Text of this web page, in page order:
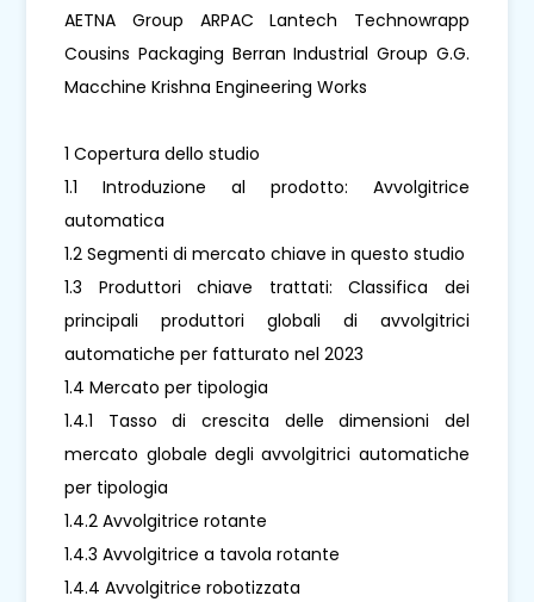
AETNA Group ARPAC Lantech Technowrapp
Cousins ​​Packaging Berran Industrial Group G.G.
Macchine Krishna Engineering Works
1 Copertura dello studio
1.1 Introduzione al prodotto: Avvolgitrice
automatica
1.2 Segmenti di mercato chiave in questo studio
1.3 Produttori chiave trattati: Classifica dei
principali produttori globali di avvolgitrici
automatiche per fatturato nel 2023
1.4 Mercato per tipologia
1.4.1 Tasso di crescita delle dimensioni del
mercato globale degli avvolgitrici automatiche
per tipologia
1.4.2 Avvolgitrice rotante
1.4.3 Avvolgitrice a tavola rotante
1.4.4 Avvolgitrice robotizzata